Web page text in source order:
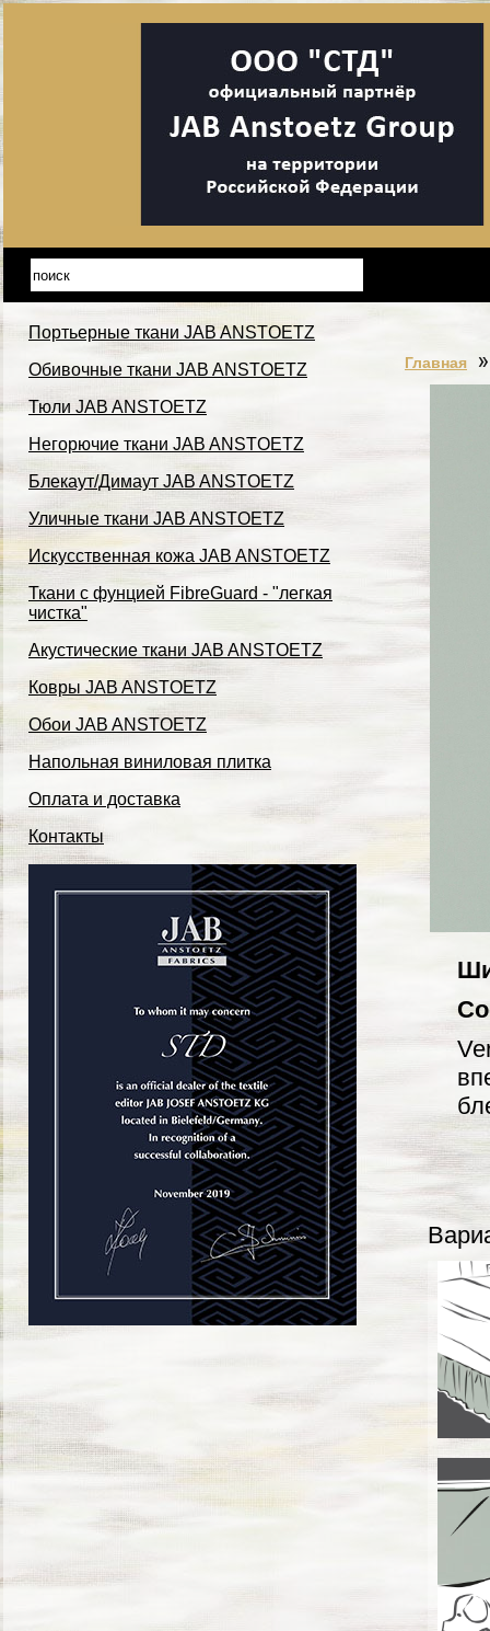
Портьерные ткани JAB ANSTOETZ
Обивочные ткани JAB ANSTOETZ
Тюли JAB ANSTOETZ
Негорючие ткани JAB ANSTOETZ
Блекаут/Димаут JAB ANSTOETZ
Уличные ткани JAB ANSTOETZ
Искусственная кожа JAB ANSTOETZ
Ткани с фунцией FibreGuard - "легкая
чистка"
Акустические ткани JAB ANSTOETZ
Ковры JAB ANSTOETZ
Обои JAB ANSTOETZ
Напольная виниловая плитка
Оплата и доставка
Контакты
Главная